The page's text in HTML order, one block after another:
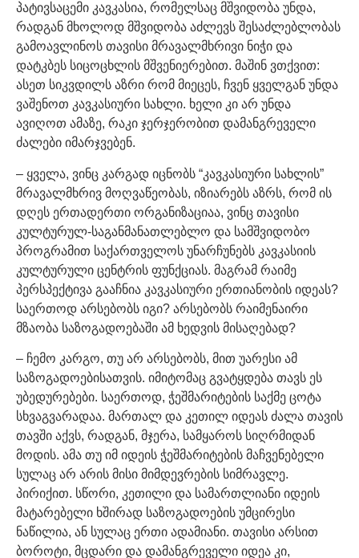
პატივსაცემი კავკასია, რომელსაც მშვიდობა უნდა,
რადგან მხოლოდ მშვიდობა აძლევს შესაძლებლობას
გამოავლინოს თავისი მრავალმხრივი ნიჭი და
დატკბეს სიცოცხლის მშვენიერებით. მაშინ ვთქვით:
ასეთ სიკვდილს აზრი რომ მიეცეს, ჩვენ ყველგან უნდა
ვაშენოთ კავკასიური სახლი. ხელი კი არ უნდა
ავიღოთ ამაზე, რაკი ჯერჯერობით დამანგრეველი
ძალები იმარჯვებენ.
– ყველა, ვინც კარგად იცნობს “კავკასიური სახლის”
მრავალმხრივ მოღვაწეობას, იზიარებს აზრს, რომ ის
დღეს ერთადერთი ორგანიზაციაა, ვინც თავისი
კულტურულ-საგანმანათლებლო და სამშვიდობო
პროგრამით საქართველოს უნარჩუნებს კავკასიის
კულტურული ცენტრის ფუნქციას. მაგრამ რაიმე
პერსპექტივა გააჩნია კავკასიური ერთიანობის იდეას?
საერთოდ არსებობს იგი? არსებობს რაიმენაირი
მზაობა საზოგადოებაში ამ ხედვის მისაღებად?
– ჩემო კარგო, თუ არ არსებობს, მით უარესი ამ
საზოგადოებისათვის. იმიტომაც გვატყდება თავს ეს
უბედურებები. საერთოდ, ჭეშმარიტების საქმე ცოტა
სხვაგვარადაა. მართალ და კეთილ იდეას ძალა თავის
თავში აქვს, რადგან, მჯერა, სამყაროს სიღრმიდან
მოდის. ამა თუ იმ იდეის ჭეშმარიტების მაჩვენებელი
სულაც არ არის მისი მიმდევრების სიმრავლე.
პირიქით. სწორი, კეთილი და სამართლიანი იდეის
მატარებელი ხშირად საზოგადოების უმცირესი
ნაწილია, ან სულაც ერთი ადამიანი. თავისი არსით
ბოროტი, მცდარი და დამანგრეველი იდეა კი,